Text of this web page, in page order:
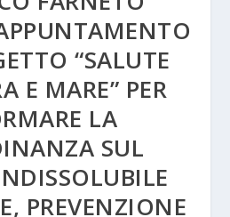
“SALUTE
E MARE” PER
LA
SUL
PREVENZIONE